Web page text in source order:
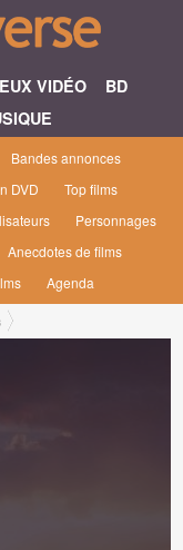
VIDÉO
BD
Bandes annonces
DVD
Top films
Personnages
Anecdotes de films
Agenda